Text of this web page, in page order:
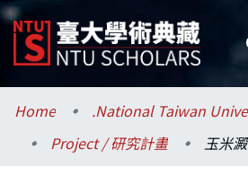
Communities & Collections
Research Outputs
Home
Project / 研究計畫